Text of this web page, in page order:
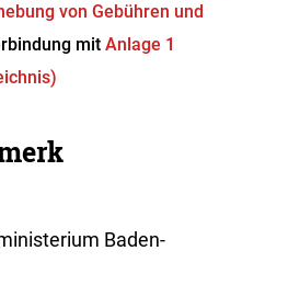
von Gebühren und
mitAnlage 1
Baden-